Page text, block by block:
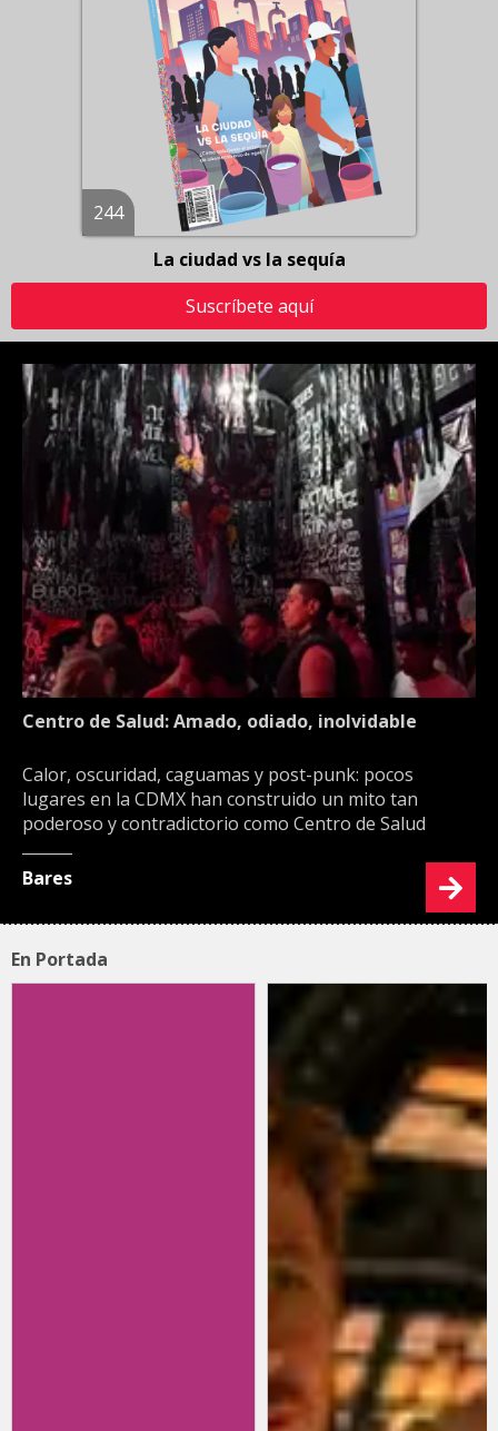
244
La ciudad vs la sequía
Suscríbete aquí
Centro de Salud: Amado, odiado, inolvidable
Calor, oscuridad, caguamas y post-punk: pocos
lugares en la CDMX han construido un mito tan
poderoso y contradictorio como Centro de Salud
Bares
En Portada